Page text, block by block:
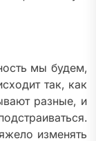
мы будем,
так, как
разные, и
изменять